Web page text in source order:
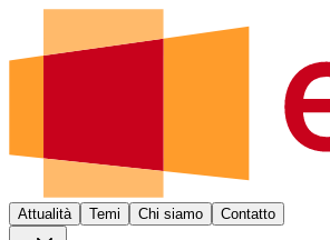
Attualità Temi Chi siamo Contatto